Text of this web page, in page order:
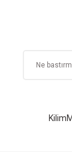
Kilim